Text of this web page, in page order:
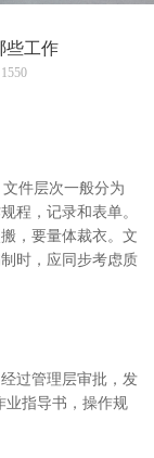
些工作
件层次一般分为
程，记录和表单。
，要量体裁衣。文
时，应同步考虑质
过管理层审批，发
业指导书，操作规